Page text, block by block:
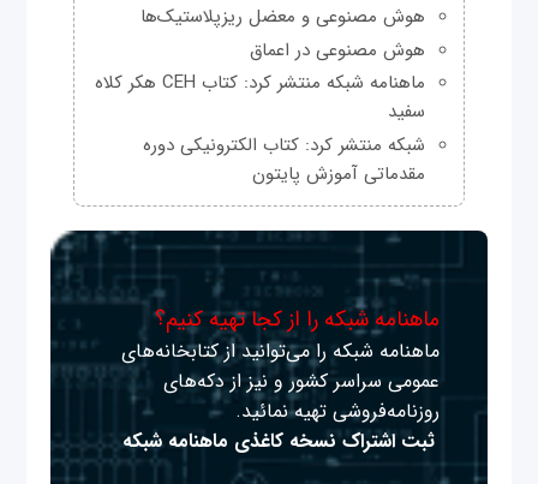
هوش مصنوعی و معضل ریزپلاستیک‌ها
هوش مصنوعی در اعماق
ماهنامه شبکه منتشر کرد: کتاب CEH هکر کلاه
سفید
شبکه منتشر کرد: کتاب الکترونیکی دوره
مقدماتی آموزش پایتون
ماهنامه شبکه را از کجا تهیه کنیم؟
ماهنامه شبکه را می‌توانید از کتابخانه‌های
عمومی سراسر کشور و نیز از دکه‌های
روزنامه‌فروشی تهیه نمائید.
ثبت اشتراک نسخه کاغذی ماهنامه شبکه